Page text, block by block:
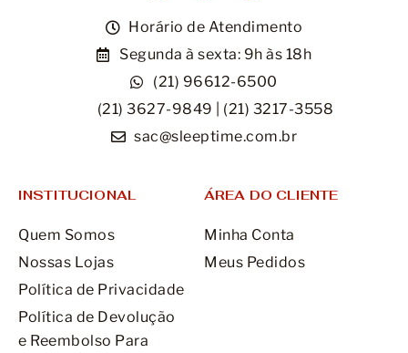
Assistência Técnica
Horário de Atendimento
Segunda à sexta: 9h às 18h
(21) 96612-6500
(21) 3627-9849 | (21) 3217-3558
sac@sleeptime.com.br
INSTITUCIONAL
Quem Somos
Nossas Lojas
Política de Privacidade
Política de Devolução
e Reembolso Para
ÁREA DO CLIENTE
Minha Conta
Meus Pedidos